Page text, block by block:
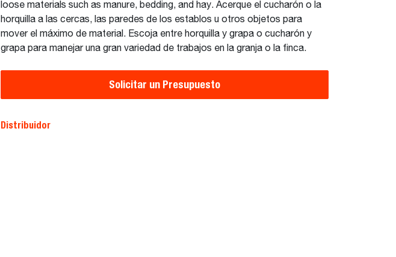
loose materials such as manure, bedding, and hay. Acerque el cucharón o la
horquilla a las cercas, las paredes de los establos u otros objetos para
mover el máximo de material. Escoja entre horquilla y grapa o cucharón y
grapa para manejar una gran variedad de trabajos en la granja o la finca.
Solicitar un Presupuesto
Distribuidor